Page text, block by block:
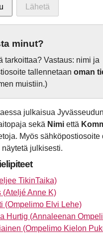
minut?
tarkoittaa? Vastaus: nimi ja
tallennetaan oman
muistiin.)
julkaisua
sekä Nimiettä
Myös sähköpostiosoite
näytetä julkisesti.
TikinTaika)
(Ateljé Anne K)
(Ompelimo Elvi Lehe)
Hurtig (Annaleenan
(Ompelimo Kielon